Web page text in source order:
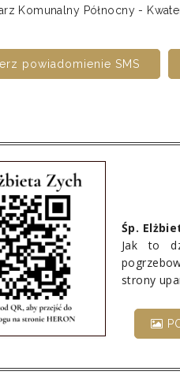
Komunalny Północny -
powiadomienie SMS
Śp.
Jak to
strony